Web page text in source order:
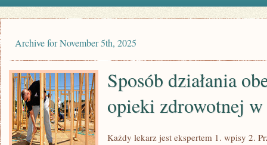
Archive for November 5th, 2025
Sposób działania
opieki zdrowotnej
Każdy lekarz jest ekspertem 1. wpisy 2.